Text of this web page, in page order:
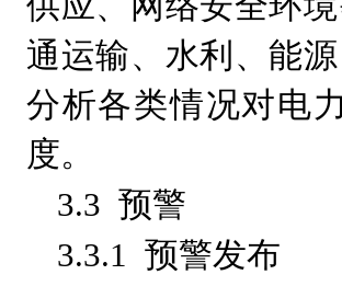
通运输、水利、能
分析各类情况对电
度。
3.3 预警
3.3.1 预警发布